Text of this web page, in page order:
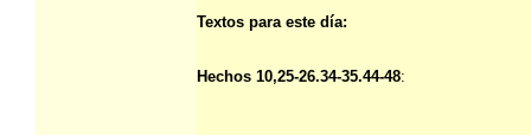
Textos para este día:
Hechos 10,25-26.34-35.44-48: